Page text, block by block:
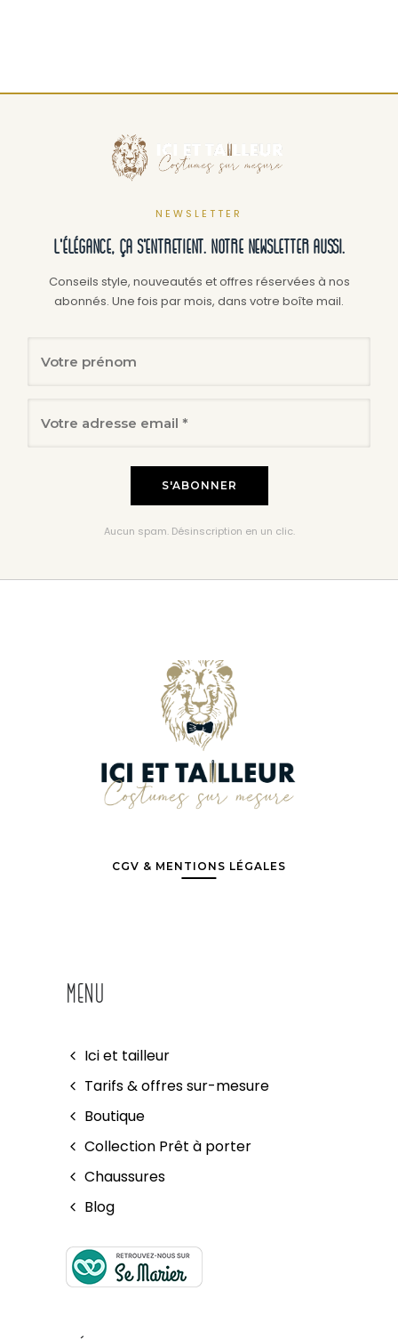
NEWSLETTER
L'élégance, ça s'entretient. Notre newsletter aussi.
Conseils style, nouveautés et offres réservées à nos
abonnés. Une fois par mois, dans votre boîte mail.
Aucun spam. Désinscription en un clic.
CGV & MENTIONS LÉGALES
MENU
Ici et tailleur
Tarifs & offres sur-mesure
Boutique
Collection Prêt à porter
Chaussures
Blog